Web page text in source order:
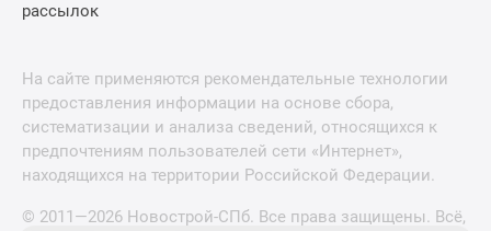
рассылок
На сайте применяются рекомендательные технологии
предоставления информации на основе сбора,
систематизации и анализа сведений, относящихся к
предпочтениям пользователей сети «Интернет»,
находящихся на территории Российской Федерации.
© 2011—2026 Новострой-СПб. Все права защищены. Всё,